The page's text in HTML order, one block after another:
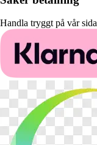
Handla tryggt på vår sida